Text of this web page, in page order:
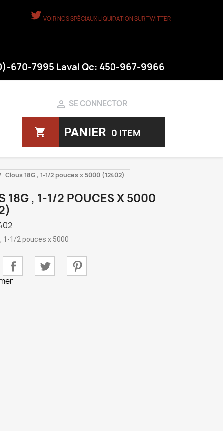
VOIR NOS SPÉCIAUX LIQUIDATION SUR TWITTER
670-7995 Laval Qc: 450-967-9966
 SE CONNECTOR
shopping_cart PANIER 0 ITEM
Clous 18G , 1-1/2 pouces x 5000 (12402)
18G , 1-1/2 POUCES X 5000
1-1/2 pouces x 5000